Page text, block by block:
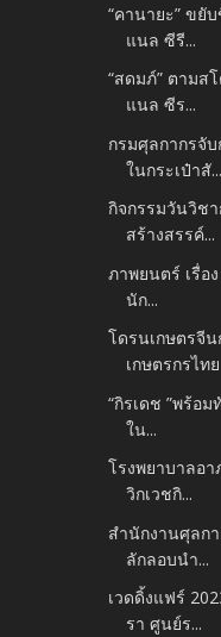
“คานายะ” ขยั
แนล ซีรี...
“สดมภ์” ตามส
แนล ซีร...
กรมศุลกากรจั
ในกระเป๋าสั...
กิจกรรมวันวิช
สร้างสรรค์...
ภาพยนตร์ เรื่อ
นัก...
โดรนเกษตรจีน
เกษตรกรไทย
“กิรเดช ”พร้อ
ใน...
โรงพยาบาลอา
วิกเวชกิ...
สำนักงานศุลก
ลักลอบนำ...
เวดดิ้งแฟร์
รา ศูนย์ร...